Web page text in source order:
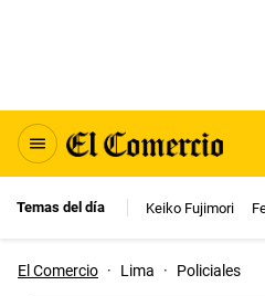
Temas del día Keiko Fujimori
El Comercio · Lima · Policiales